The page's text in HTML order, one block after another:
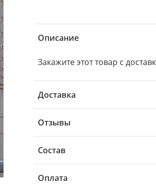
Описание
Закажите этот товар с
Доставка
Отзывы
Состав
Оплата